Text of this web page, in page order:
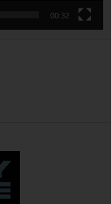
00:32